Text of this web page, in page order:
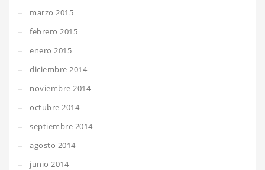
marzo 2015
febrero 2015
enero 2015
diciembre 2014
noviembre 2014
octubre 2014
septiembre 2014
agosto 2014
junio 2014